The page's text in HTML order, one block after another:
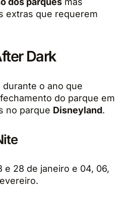
extras que requerem
Dark
o ano que
do parque em
no parque Disneyland.
e 28 de janeiro e 04, 06,